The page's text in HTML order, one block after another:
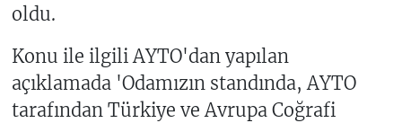
oldu.
Konu ile ilgili AYTO'dan yapılan
açıklamada 'Odamızın standında, AYTO
tarafından Türkiye ve Avrupa Coğrafi